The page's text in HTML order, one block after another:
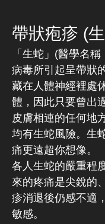
帶狀疱疹 (
「生蛇」(醫學名
病毒所引起呈帶狀
藏在人體神經裡處
體，因此只要曾出
皮膚相連的任何地
均有生蛇風險。生
痛更遠超你想像。
各人生蛇的嚴重程
來的疼痛是尖銳的
疹消退後仍感不適
敏感。